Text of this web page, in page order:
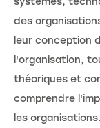
des
leur conception
l'organisation,
théoriques et
comprendre
les